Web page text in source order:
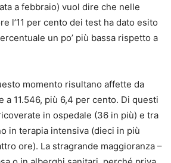
a febbraio) vuol dire che nelle
l’11 per cento dei test ha dato esito
un po’ più bassa rispetto a
momento risultano affette da
a 11.546, più 6,4 per cento. Di questi
in ospedale (36 in più) e tra
in terapia intensiva (dieci in più
ore). La stragrande maggioranza –